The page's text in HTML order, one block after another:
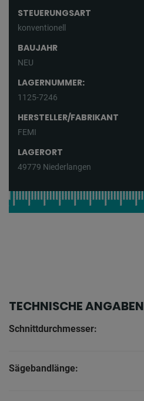
STEUERUNGSART
konventionell
BAUJAHR
NEU
LAGERNUMMER:
1125-7246
HERSTELLER/FABRIKANT
FEMI
LAGERORT
49779 Niederlangen
TECHNISCHE ANGABEN
Schnittdurchmesser:
Sägebandlänge: